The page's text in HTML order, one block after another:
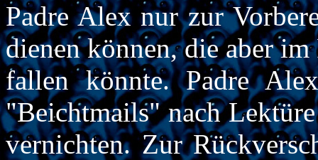
Padre Alex nur zur
dienen können, die aber
fallen könnte. Padre
"Beichtmails" nach
vernichten. Zur